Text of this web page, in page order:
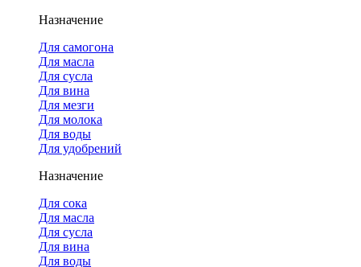
Назначение
Для самогона
Для масла
Для сусла
Для вина
Для мезги
Для молока
Для воды
Для удобрений
Назначение
Для сока
Для масла
Для сусла
Для вина
Для воды